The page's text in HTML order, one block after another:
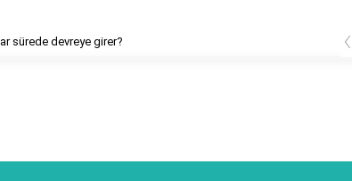
sürede devreye girer? ‹